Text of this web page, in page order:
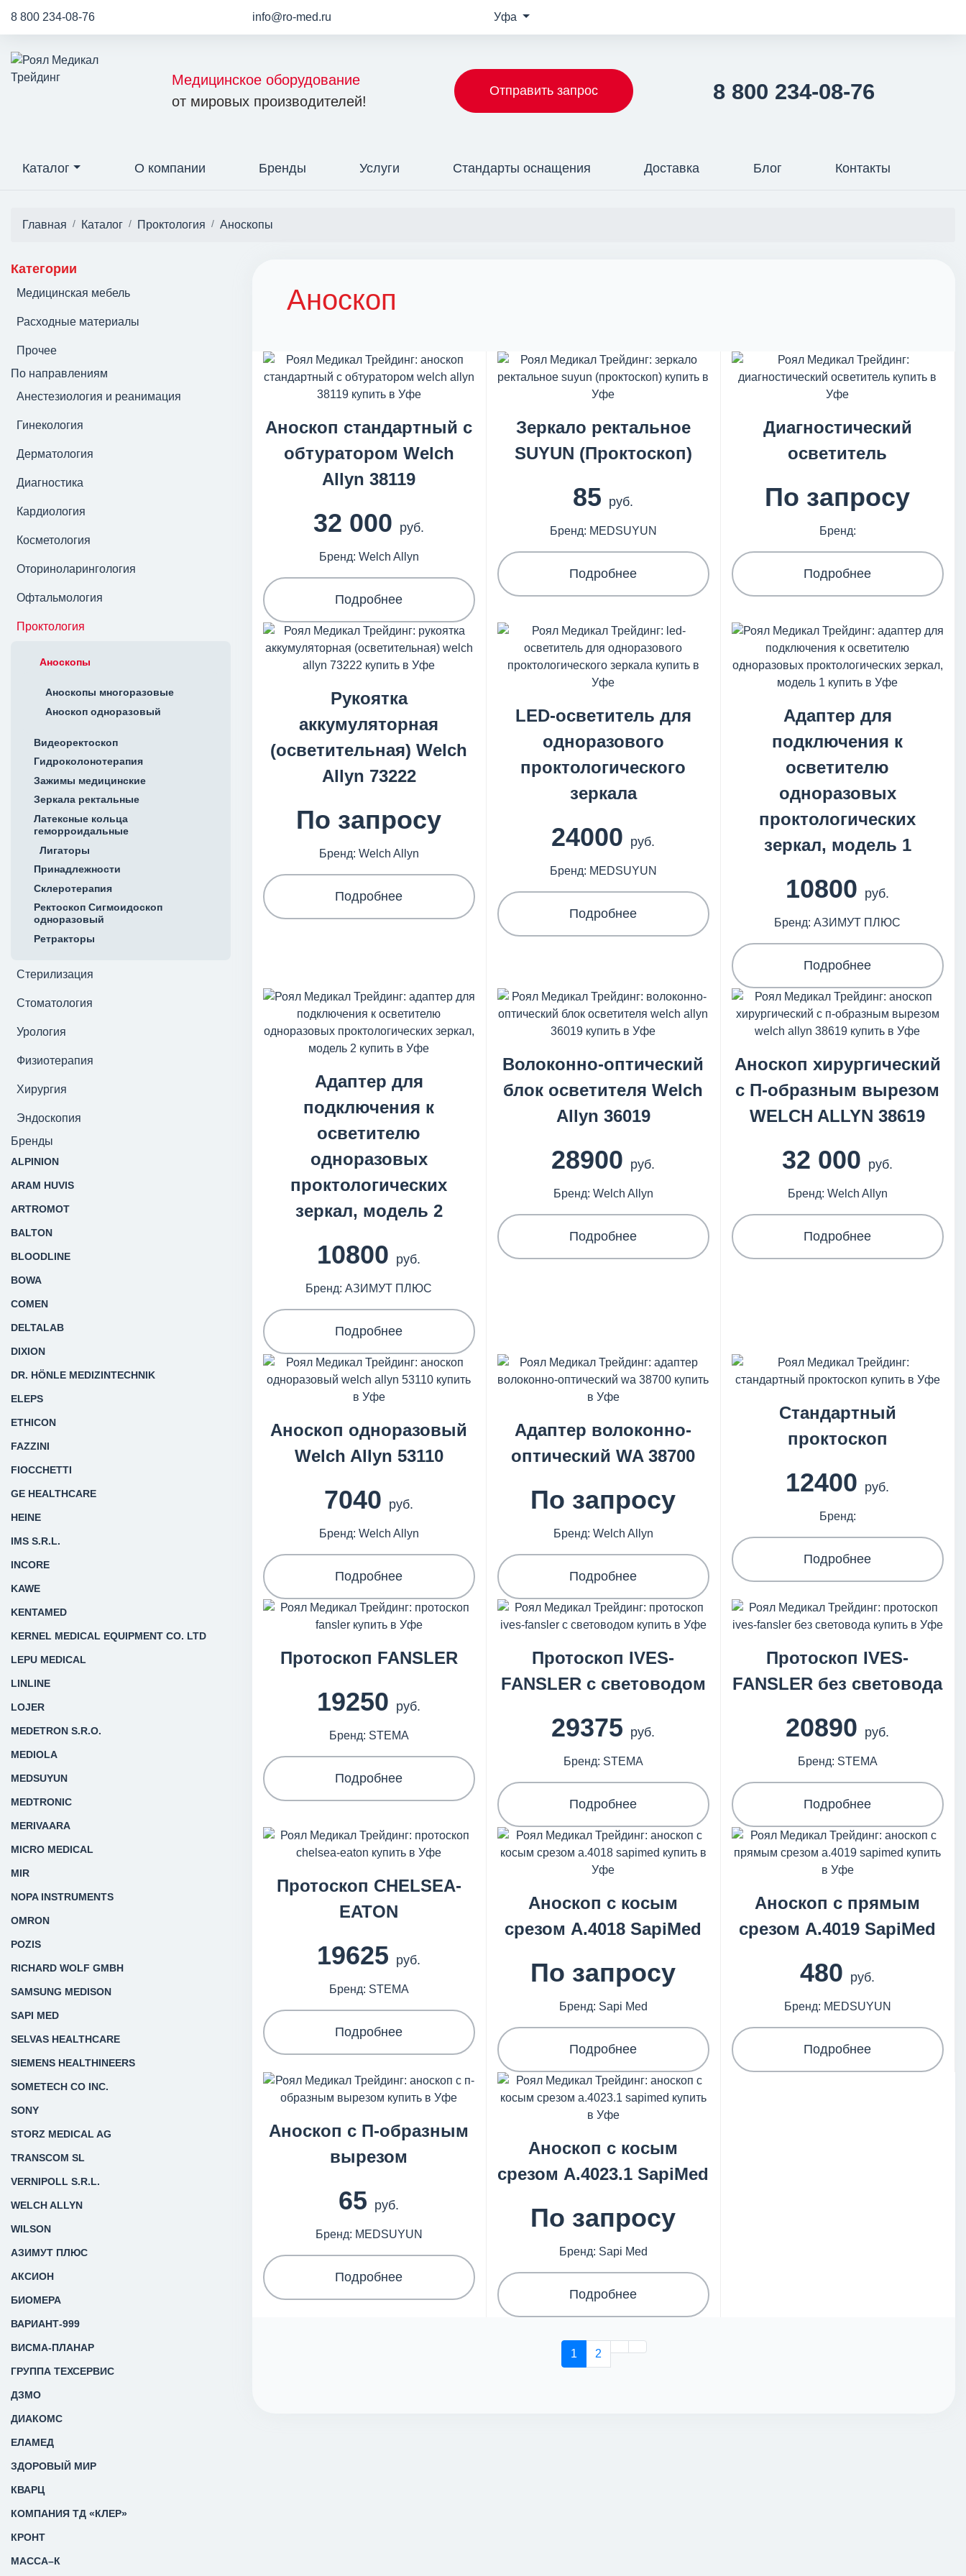
8 800 234-08-76 info@ro-med.ru Уфа
Медицинское оборудование
от мировых производителей!
Отправить запрос 8 800 234-08-76
Каталог О компании Бренды Услуги Стандарты оснащения Доставка Блог Контакты
Главная Каталог Проктология Аноскопы
Категории
Медицинская мебель
Расходные материалы
Прочее
По направлениям
Анестезиология и реанимация
Гинекология
Дерматология
Диагностика
Кардиология
Косметология
Оториноларингология
Офтальмология
Проктология
Аноскопы
Аноскопы многоразовые
Аноскоп одноразовый
Видеоректоскоп
Гидроколонотерапия
Зажимы медицинские
Зеркала ректальные
Латексные кольца
геморроидальные
Лигаторы
Принадлежности
Склеротерапия
Ректоскоп Сигмоидоскоп
одноразовый
Ретракторы
Стерилизация
Стоматология
Урология
Физиотерапия
Хирургия
Эндоскопия
Бренды
ALPINION
ARAM HUVIS
ARTROMOT
BALTON
BLOODLINE
BOWA
COMEN
DELTALAB
DIXION
DR. HÖNLE MEDIZINTECHNIK
ELEPS
ETHICON
FAZZINI
FIOCCHETTI
GE HEALTHCARE
HEINE
IMS S.R.L.
INCORE
KAWE
KENTAMED
KERNEL MEDICAL EQUIPMENT CO. LTD
LEPU MEDICAL
LINLINE
LOJER
MEDETRON S.R.O.
MEDIOLA
MEDSUYUN
MEDTRONIC
MERIVAARA
MICRO MEDICAL
MIR
NOPA INSTRUMENTS
OMRON
POZIS
RICHARD WOLF GMBH
SAMSUNG MEDISON
SAPI MED
SELVAS HEALTHCARE
SIEMENS HEALTHINEERS
SOMETECH CO INC.
SONY
STORZ MEDICAL AG
TRANSCOM SL
VERNIPOLL S.R.L.
WELCH ALLYN
WILSON
АЗИМУТ ПЛЮС
АКСИОН
БИОМЕРА
ВАРИАНТ-999
ВИСМА-ПЛАНАР
ГРУППА ТЕХСЕРВИС
ДЗМО
ДИАКОМС
ЕЛАМЕД
ЗДОРОВЫЙ МИР
КВАРЦ
КОМПАНИЯ ТД «КЛЕР»
КРОНТ
МАССА–К
Аноскоп
Аноскоп стандартный с
обтуратором Welch
Allyn 38119
32 000 руб.
Бренд: Welch Allyn
Подробнее
Зеркало ректальное
SUYUN (Проктоскоп)
85 руб.
Бренд: MEDSUYUN
Подробнее
Диагностический
осветитель
По запросу
Бренд:
Подробнее
Рукоятка
аккумуляторная
(осветительная) Welch
Allyn 73222
По запросу
Бренд: Welch Allyn
Подробнее
LED-осветитель для
одноразового
проктологического
зеркала
24000 руб.
Бренд: MEDSUYUN
Подробнее
Адаптер для
подключения к
осветителю
одноразовых
проктологических
зеркал, модель 1
10800 руб.
Бренд: АЗИМУТ ПЛЮС
Подробнее
Адаптер для
подключения к
осветителю
одноразовых
проктологических
зеркал, модель 2
10800 руб.
Бренд: АЗИМУТ ПЛЮС
Подробнее
Волоконно-оптический
блок осветителя Welch
Allyn 36019
28900 руб.
Бренд: Welch Allyn
Подробнее
Аноскоп хирургический
с П-образным вырезом
WELCH ALLYN 38619
32 000 руб.
Бренд: Welch Allyn
Подробнее
Аноскоп одноразовый
Welch Allyn 53110
7040 руб.
Бренд: Welch Allyn
Подробнее
Адаптер волоконно-
оптический WA 38700
По запросу
Бренд: Welch Allyn
Подробнее
Стандартный
проктоскоп
12400 руб.
Бренд:
Подробнее
Протоскоп FANSLER
19250 руб.
Бренд: STEMA
Подробнее
Протоскоп IVES-
FANSLER с световодом
29375 руб.
Бренд: STEMA
Подробнее
Протоскоп IVES-
FANSLER без световода
20890 руб.
Бренд: STEMA
Подробнее
Протоскоп CHELSEA-
EATON
19625 руб.
Бренд: STEMA
Подробнее
Аноскоп с косым
срезом А.4018 SapiMed
По запросу
Бренд: Sapi Med
Подробнее
Аноскоп с прямым
срезом А.4019 SapiMed
480 руб.
Бренд: MEDSUYUN
Подробнее
Аноскоп с П-образным
вырезом
65 руб.
Бренд: MEDSUYUN
Подробнее
Аноскоп с косым
срезом А.4023.1 SapiMed
По запросу
Бренд: Sapi Med
Подробнее
1 2